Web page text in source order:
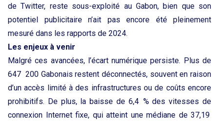
de Twitter, reste sous-exploité au Gabon, bien que son
potentiel publicitaire n’ait pas encore été pleinement
mesuré dans les rapports de 2024.
Les enjeux à venir
Malgré ces avancées, l’écart numérique persiste. Plus de
647 200 Gabonais restent déconnectés, souvent en raison
d’un accès limité à des infrastructures ou de coûts encore
prohibitifs. De plus, la baisse de 6,4 % des vitesses de
connexion Internet fixe, qui atteint une médiane de 37,19